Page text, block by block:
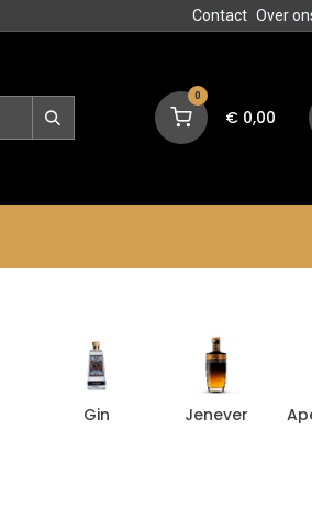
Contact Over
0
€ 0,00
Gin Jenever